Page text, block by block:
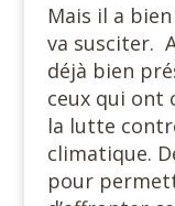
Mais il a bien
va susciter.
déjà bien
ceux qui ont
la lutte
climatique.
pour